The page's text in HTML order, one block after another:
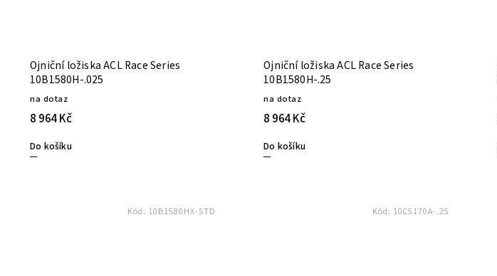
Ojniční ložiska ACL Race Series
10B1580H-.025
na dotaz
8 964 Kč
Do košíku
Ojniční ložiska ACL Race Series
10B1580H-.25
na dotaz
8 964 Kč
Do košíku
Kód: 10B1580HX-STD Kód: 10C5170A-.25